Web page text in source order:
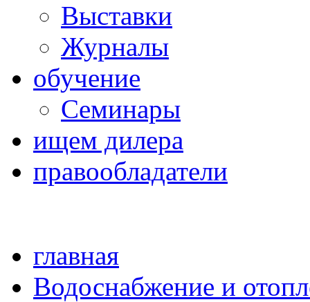
Выставки
Журналы
обучение
Семинары
ищем дилера
правообладатели
главная
Водоснабжение и